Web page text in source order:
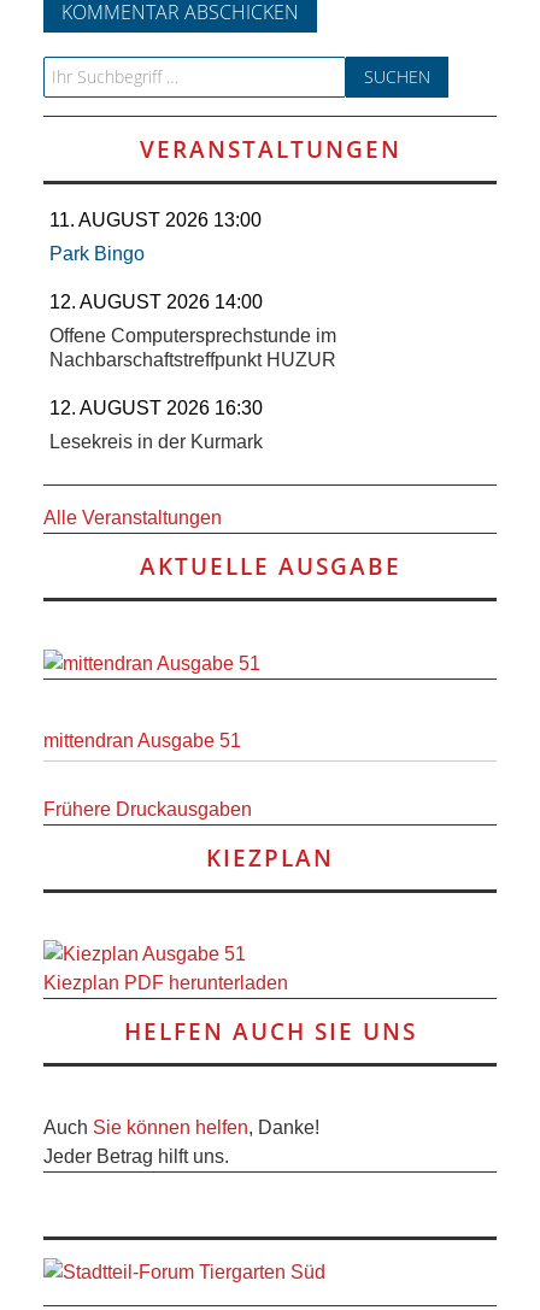
Search for:
VERANSTALTUNGEN
11. AUGUST 2026 13:00
Park Bingo
12. AUGUST 2026 14:00
Offene Computersprechstunde im
Nachbarschaftstreffpunkt HUZUR
12. AUGUST 2026 16:30
Lesekreis in der Kurmark
Alle Veranstaltungen
AKTUELLE AUSGABE
mittendran Ausgabe 51
Frühere Druckausgaben
KIEZPLAN
Kiezplan PDF herunterladen
HELFEN AUCH SIE UNS
Auch Sie können helfen, Danke!
Jeder Betrag hilft uns.